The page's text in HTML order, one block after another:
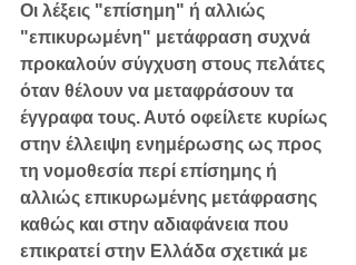
Οι λέξεις "επίσημη" ή αλλιώς
"επικυρωμένη" μετάφραση συχνά
προκαλούν σύγχυση στους πελάτες
όταν θέλουν να μεταφράσουν τα
έγγραφα τους. Αυτό οφείλετε κυρίως
στην έλλειψη ενημέρωσης ως προς
τη νομοθεσία περί επίσημης ή
αλλιώς επικυρωμένης μετάφρασης
καθώς και στην αδιαφάνεια που
επικρατεί στην Ελλάδα σχετικά με